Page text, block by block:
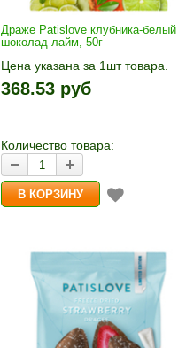
Драже Patislove клубника-белый
шоколад-лайм, 50г
Цена указана за 1шт товара.
1шт прибавляется кнопками «+»
и «-». Выберите нужное
368.53 руб
Количество товара: